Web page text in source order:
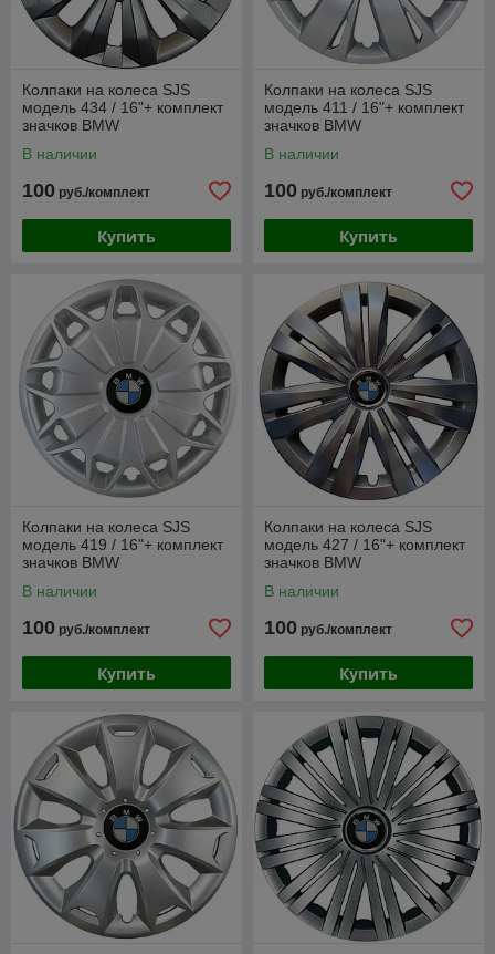
Колпаки на колеса SJS
модель 434 / 16"+ комплект
значков BMW
В наличии
100 руб./комплект
Купить
Колпаки на колеса SJS
модель 411 / 16"+ комплект
значков BMW
В наличии
100 руб./комплект
Купить
Колпаки на колеса SJS
модель 419 / 16"+ комплект
значков BMW
В наличии
100 руб./комплект
Купить
Колпаки на колеса SJS
модель 427 / 16"+ комплект
значков BMW
В наличии
100 руб./комплект
Купить